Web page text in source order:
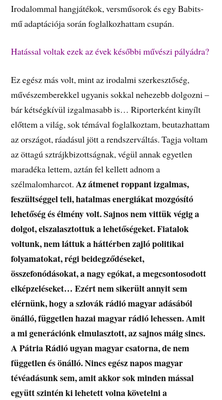
Irodalommal hangjátékok, versműsorok és egy Babits-
mű adaptációja során foglalkozhattam csupán.
Hatással voltak ezek az évek későbbi művészi pályádra?
Ez egész más volt, mint az irodalmi szerkesztőség,
művészemberekkel ugyanis sokkal nehezebb dolgozni –
bár kétségkívül izgalmasabb is… Riporterként kinyílt
előttem a világ, sok témával foglalkoztam, beutazhattam
az országot, ráadásul jött a rendszerváltás. Tagja voltam
az öttagú sztrájkbizottságnak, végül annak egyetlen
maradéka lettem, aztán fel kellett adnom a
szélmalomharcot.Az átmenet roppant izgalmas,
feszültséggel teli, hatalmas energiákat mozgósító
lehetőség és élmény volt. Sajnos nem vittük végig a
dolgot, elszalasztottuk a lehetőségeket. Fiatalok
voltunk, nem láttuk a háttérben zajló politikai
folyamatokat, régi beidegződéseket,
összefonódásokat, a nagy egókat, a megcsontosodott
elképzeléseket… Ezért nem sikerült annyit sem
elérnünk, hogy a szlovák rádió magyar adásából
önálló, független hazai magyar rádió lehessen. Amit
a mi generációnk elmulasztott, az sajnos máig sincs.
A Pátria Rádió ugyan magyar csatorna, de nem
független és önálló. Nincs egész napos magyar
tévéadásunk sem, amit akkor sok minden mással
együtt szintén ki lehetett volna követelni a